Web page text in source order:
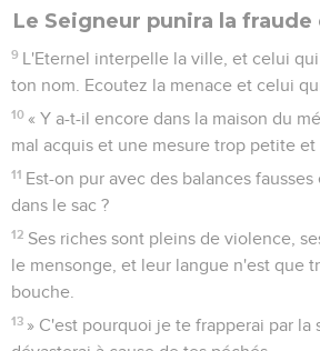
justice.
me disait : « Où est l'Eternel, ton Dieu ?
réjouiront à sa vue ; alors elle sera
des rues.
11 Le jour où l'on reconstruira tes murs,
seront reculées.
12 Ce jour-là, on viendra vers toi de
d'Egypte, de l'Egypte jusqu'au fleuve,
d'une montagne à l'autre.
13 Le pays sera dévasté à cause de ses
fruit de leurs agissements.